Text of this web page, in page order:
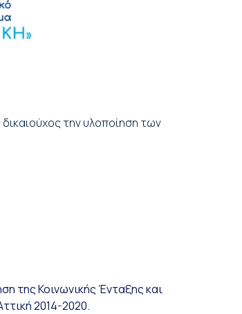
την υλοποίηση των
της Κοινωνικής Ένταξης και
2014-2020.